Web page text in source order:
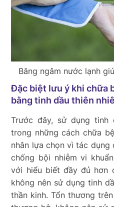
Băng ngâm nước lạnh
Đặc biệt lưu ý khi chữa
bằng tinh dầu thiên
Trước đây, sử dụng
trong những cách chữa
nhân lựa chọn vì tác dụng
chống bội nhiễm vi
với hiểu biết đầy đủ hơn
không nên sử dụng tinh
thần kinh. Tổn thương